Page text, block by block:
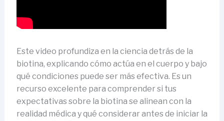
Este video profundiza en la ciencia detrás de la
biotina, explicando cómo actúa en el cuerpo y bajo
qué condiciones puede ser más efectiva. Es un
recurso excelente para comprender si tus
expectativas sobre la biotina se alinean con la
realidad médica y qué considerar antes de iniciar la